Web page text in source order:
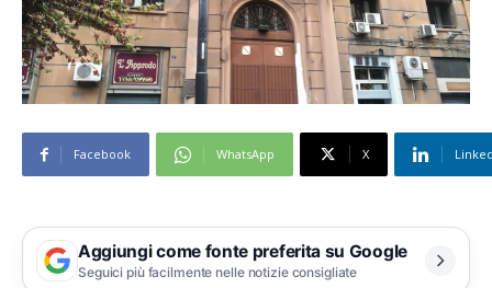
Facebook WhatsApp X
Aggiungi come fonte preferita su Google
Seguici più facilmente nelle notizie consigliate